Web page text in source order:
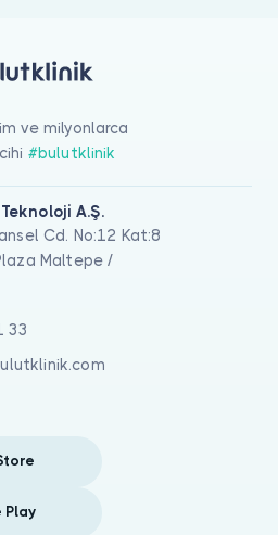
ve milyonlarca
#bulutklinik
A.Ş.
Cd. No:12 Kat:8
Maltepe /
33
Play